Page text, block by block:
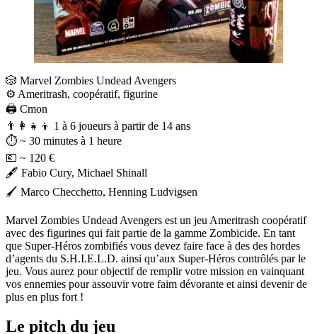
🎲 Marvel Zombies Undead Avengers
⚙️ Ameritrash, coopératif, figurine
🖨️ Cmon
👨‍👩‍👧‍👦 1 à 6 joueurs à partir de 14 ans
⏱️ ~ 30 minutes à 1 heure
💶 ~ 120 €
🖋️ Fabio Cury, Michael Shinall
🖌️ Marco Checchetto, Henning Ludvigsen
Marvel Zombies Undead Avengers est un jeu Ameritrash coopératif
avec des figurines qui fait partie de la gamme Zombicide. En tant
que Super-Héros zombifiés vous devez faire face à des des hordes
d’agents du S.H.I.E.L.D. ainsi qu’aux Super-Héros contrôlés par le
jeu. Vous aurez pour objectif de remplir votre mission en vainquant
vos ennemies pour assouvir votre faim dévorante et ainsi devenir de
plus en plus fort !
Le pitch du jeu